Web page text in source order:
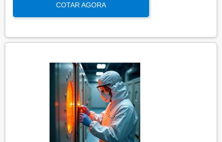
qualidade e eficiência de equipamentos que
precisam de controle de temperatura. É aplicada a
produtos, como autoclaves, estufas, câmaras frias,
qualificação térmica é apresentado em um relatório
técnico que contém informações como gráficos,
certificados de calibração e a conclusão das
condições funcionais.
COTAR AGORA